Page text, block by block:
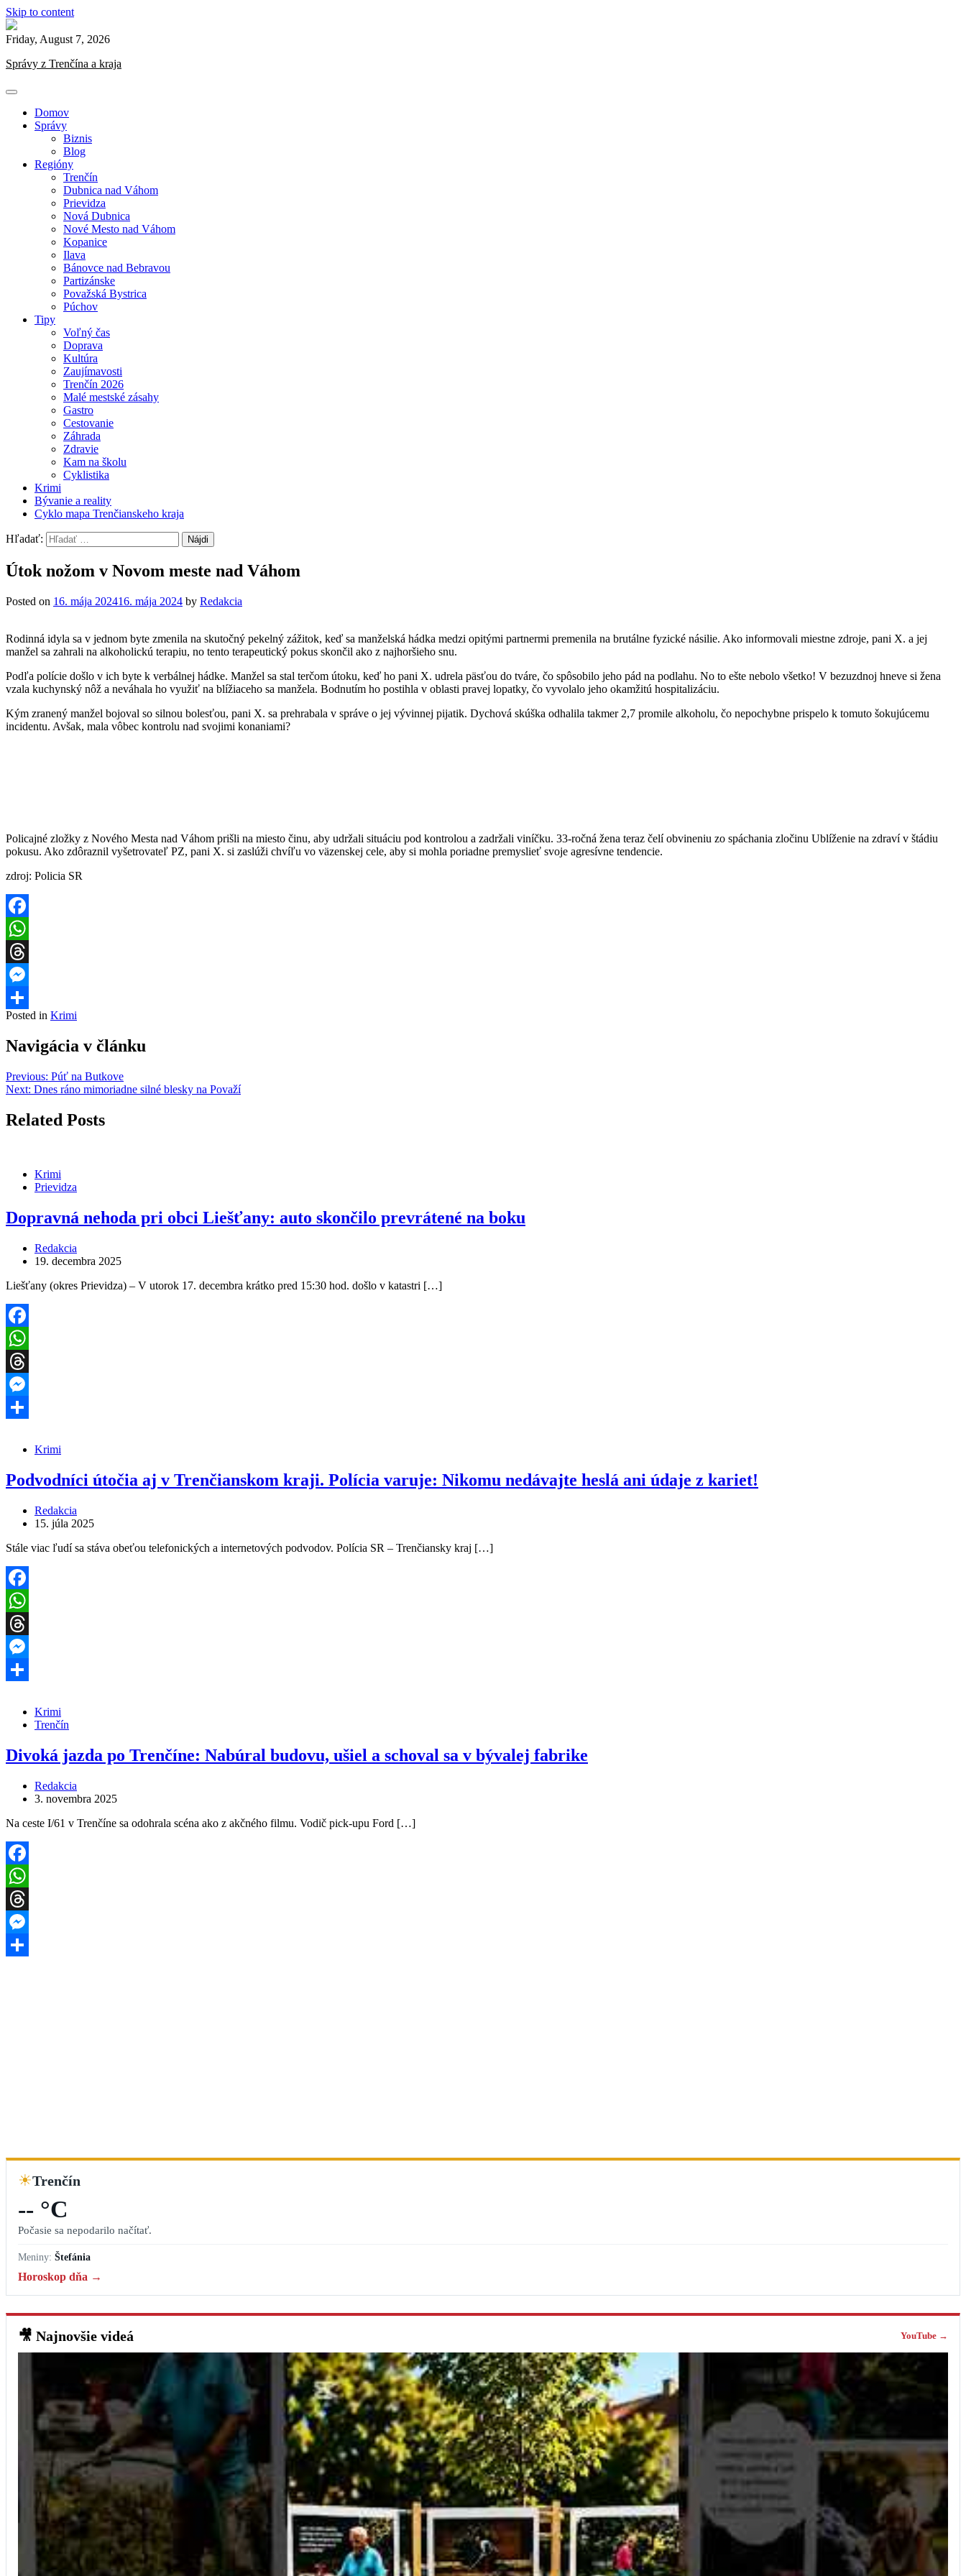
Skip to content
Friday, August 7, 2026
Správy z Trenčína a kraja
Domov
Správy
Biznis
Blog
Regióny
Trenčín
Dubnica nad Váhom
Prievidza
Nová Dubnica
Nové Mesto nad Váhom
Kopanice
Ilava
Bánovce nad Bebravou
Partizánske
Považská Bystrica
Púchov
Tipy
Voľný čas
Doprava
Kultúra
Zaujímavosti
Trenčín 2026
Malé mestské zásahy
Gastro
Cestovanie
Záhrada
Zdravie
Kam na školu
Cyklistika
Krimi
Bývanie a reality
Cyklo mapa Trenčianskeho kraja
Hľadať:
Útok nožom v Novom meste nad Váhom
Posted on 16. mája 202416. mája 2024 by Redakcia
Rodinná idyla sa v jednom byte zmenila na skutočný pekelný zážitok, keď sa manželská hádka medzi opitými partnermi premenila na brutálne fyzické násilie. Ako informovali miestne zdroje, pani X. a jej
manžel sa zahrali na alkoholickú terapiu, no tento terapeutický pokus skončil ako z najhoršieho snu.
Podľa polície došlo v ich byte k verbálnej hádke. Manžel sa stal terčom útoku, keď ho pani X. udrela päsťou do tváre, čo spôsobilo jeho pád na podlahu. No to ešte nebolo všetko! V bezuzdnoj hneve si žena
vzala kuchynský nôž a neváhala ho využiť na blížiaceho sa manžela. Bodnutím ho postihla v oblasti pravej lopatky, čo vyvolalo jeho okamžitú hospitalizáciu.
Kým zranený manžel bojoval so silnou bolesťou, pani X. sa prehrabala v správe o jej vývinnej pijatik. Dychová skúška odhalila takmer 2,7 promile alkoholu, čo nepochybne prispelo k tomuto šokujúcemu
incidentu. Avšak, mala vôbec kontrolu nad svojimi konaniami?
Policajné zložky z Nového Mesta nad Váhom prišli na miesto činu, aby udržali situáciu pod kontrolou a zadržali viníčku. 33-ročná žena teraz čelí obvineniu zo spáchania zločinu Ublíženie na zdraví v štádiu
pokusu. Ako zdôraznil vyšetrovateľ PZ, pani X. si zaslúži chvíľu vo väzenskej cele, aby si mohla poriadne premyslieť svoje agresívne tendencie.
zdroj: Policia SR
Facebook
WhatsApp
Threads
Messenger
Share
Posted in Krimi
Navigácia v článku
Previous: Púť na Butkove
Next: Dnes ráno mimoriadne silné blesky na Považí
Related Posts
Krimi
Prievidza
Dopravná nehoda pri obci Liešťany: auto skončilo prevrátené na boku
Redakcia
19. decembra 2025
Liešťany (okres Prievidza) – V utorok 17. decembra krátko pred 15:30 hod. došlo v katastri […]
Facebook
WhatsApp
Threads
Messenger
Krimi
Podvodníci útočia aj v Trenčianskom kraji. Polícia varuje: Nikomu nedávajte heslá ani údaje z kariet!
Redakcia
15. júla 2025
Stále viac ľudí sa stáva obeťou telefonických a internetových podvodov. Polícia SR – Trenčiansky kraj […]
Facebook
WhatsApp
Threads
Messenger
Krimi
Trenčín
Divoká jazda po Trenčíne: Nabúral budovu, ušiel a schoval sa v bývalej fabrike
Redakcia
3. novembra 2025
Na ceste I/61 v Trenčíne sa odohrala scéna ako z akčného filmu. Vodič pick-upu Ford […]
Facebook
WhatsApp
Threads
Messenger
☀Trenčín
-- °C
Počasie sa nepodarilo načítať.
Meniny: Štefánia
Horoskop dňa →
🎥 Najnovšie videá YouTube →
Trenčín spustil nové nabíjacie stanice pre elektromobily #trencin
Najčítanejšie
Denný horoskop
6. augusta 2026
Odvaha ti otvorí nové možnosti.